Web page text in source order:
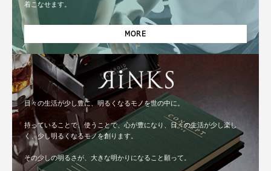
着こなせます。
MORE
日々の生活が少し豊に、明るくなるモノを世の中に。
持っていることで、使うことで、心が豊になり、日々の生活が少し楽し
く、少し明るくなるモノを創ります。
その少しの明るさが、大きな明かりになること願って。